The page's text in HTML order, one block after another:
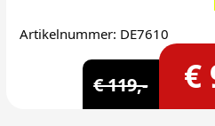
Artikelnummer: DE7610
€ 119,- €